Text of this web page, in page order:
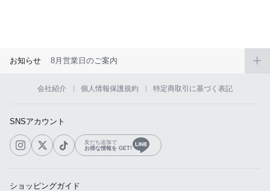
お知らせ 8月営業日のご案内
会社紹介 個人情報保護規約 特定商取引に基づく表記
SNSアカウント
友だち追加で
お得な情報を GET!
ショッピングガイド